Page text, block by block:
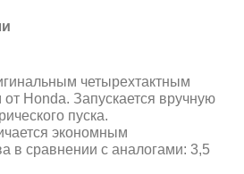
четырехтактным
Honda. Запускается вручную
пуска.
экономным
в сравнении с аналогами: 3,5